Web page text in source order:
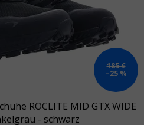
185 €
–25 %
ROCLITE MID GTX WIDE
- schwarz